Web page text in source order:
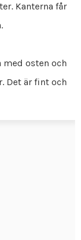
Kanterna får
osten och
Det är fint och